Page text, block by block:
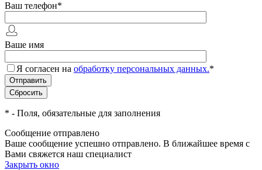
Ваш телефон*
Ваше имя
Я согласен на обработку персональных данных.*
* - Поля, обязательные для заполнения
Сообщение отправлено
Ваше сообщение успешно отправлено. В ближайшее время с
Вами свяжется наш специалист
Закрыть окно